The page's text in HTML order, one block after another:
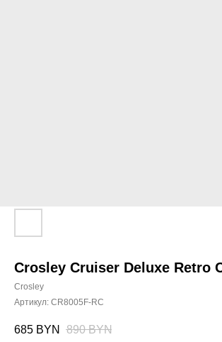
Crosley Cruiser Deluxe Retro
Crosley
Артикул: CR8005F-RC
685 BYN 890 BYN